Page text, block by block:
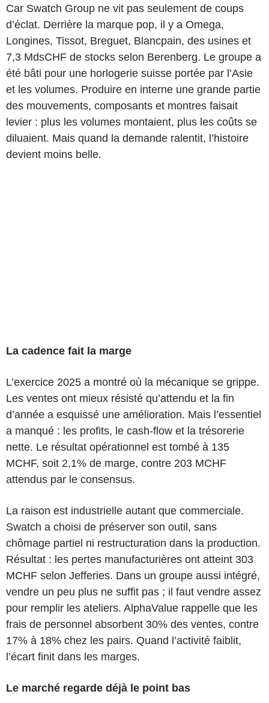
Car Swatch Group ne vit pas seulement de coups
d’éclat. Derrière la marque pop, il y a Omega,
Longines, Tissot, Breguet, Blancpain, des usines et
7,3 MdsCHF de stocks selon Berenberg. Le groupe a
été bâti pour une horlogerie suisse portée par l’Asie
et les volumes. Produire en interne une grande partie
des mouvements, composants et montres faisait
levier : plus les volumes montaient, plus les coûts se
diluaient. Mais quand la demande ralentit, l’histoire
devient moins belle.
La cadence fait la marge
L’exercice 2025 a montré où la mécanique se grippe.
Les ventes ont mieux résisté qu’attendu et la fin
d’année a esquissé une amélioration. Mais l’essentiel
a manqué : les profits, le cash-flow et la trésorerie
nette. Le résultat opérationnel est tombé à 135
MCHF, soit 2,1% de marge, contre 203 MCHF
attendus par le consensus.
La raison est industrielle autant que commerciale.
Swatch a choisi de préserver son outil, sans
chômage partiel ni restructuration dans la production.
Résultat : les pertes manufacturières ont atteint 303
MCHF selon Jefferies. Dans un groupe aussi intégré,
vendre un peu plus ne suffit pas ; il faut vendre assez
pour remplir les ateliers. AlphaValue rappelle que les
frais de personnel absorbent 30% des ventes, contre
17% à 18% chez les pairs. Quand l’activité faiblit,
l’écart finit dans les marges.
Le marché regarde déjà le point bas